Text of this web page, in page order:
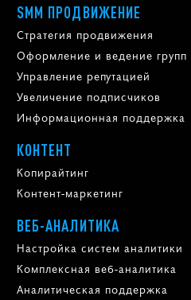
SMM ПРОДВИЖЕНИЕ
Стратегия продвижения
Оформление и ведение групп
Управление репутацией
Увеличение подписчиков
Информационная поддержка
КОНТЕНТ
Копирайтинг
Контент-маркетинг
ВЕБ-АНАЛИТИКА
Настройка систем аналитики
Комплексная веб-аналитика
Аналитическая поддержка